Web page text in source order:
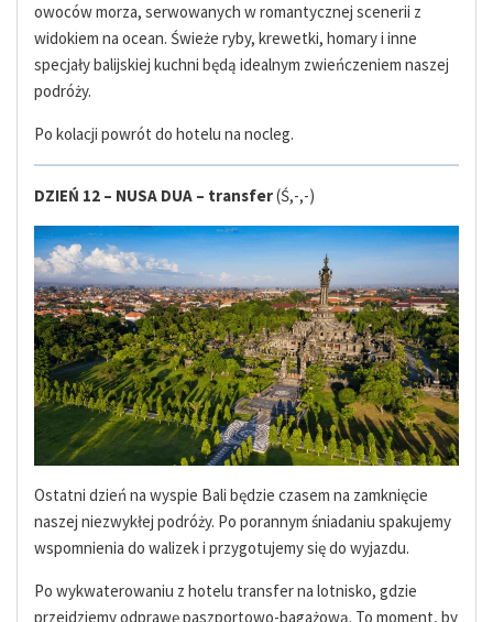
owoców morza, serwowanych w romantycznej scenerii z
widokiem na ocean. Świeże ryby, krewetki, homary i inne
specjały balijskiej kuchni będą idealnym zwieńczeniem naszej
podróży.
Po kolacji powrót do hotelu na nocleg.
DZIEŃ 12 – NUSA DUA – transfer(Ś,-,-)
Ostatni dzień na wyspie Bali będzie czasem na zamknięcie
naszej niezwykłej podróży. Po porannym śniadaniu spakujemy
wspomnienia do walizek i przygotujemy się do wyjazdu.
Po wykwaterowaniu z hotelu transfer na lotnisko, gdzie
przejdziemy odprawę paszportowo-bagażową. To moment, by